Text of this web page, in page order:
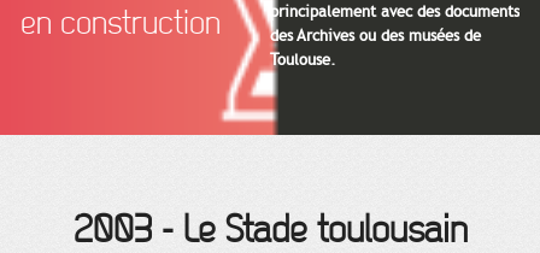
en construction
principalement avec des documents
des Archives ou des musées de
Toulouse.
2003- Le Stade toulousain